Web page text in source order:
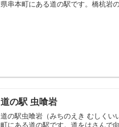
県串本町にある道の駅です。橋杭岩
道の駅 虫喰岩
道の駅虫喰岩（みちのえき むしくい
町にある道の駅です。道をはさんで